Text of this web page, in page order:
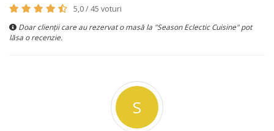
5,0 / 45 voturi
Doar clienții care au rezervat o masă la "Season Eclectic Cuisine" pot
lăsa o recenzie.
S